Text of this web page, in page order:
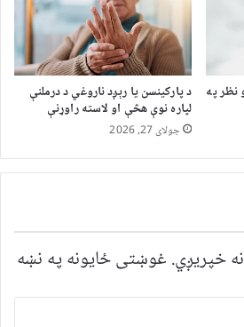
نظر په د پارکینسن یا رېږد ناروغي د درملنې
لپاره نوې هڅې او لاسته راوړنې
جولای 27, 2026
خپريږي. غوښتى ځایونه په نښه